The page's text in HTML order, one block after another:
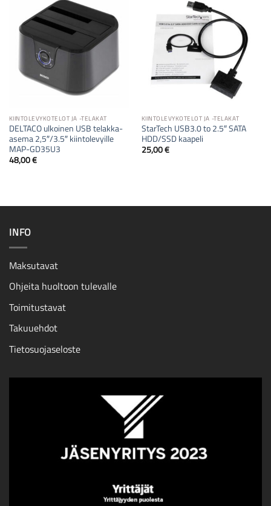
KIINTOLEVYKOTELOT JA -TELAKAT
DELTACO ulkoinen USB telakka-
asema 2,5″/3.5″ kiintolevyille
MAP-GD35U3
48,00€
KIINTOLEVYKOTELOT JA -TELAKAT
StarTech USB3.0 to 2.5″ SATA
HDD/SSD kaapeli
25,00€
INFO
Maksutavat
Ohjeita huoltoon tulevalle
Toimitustavat
Takuuehdot
Tietosuojaseloste